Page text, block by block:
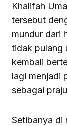
Khalifah
tersebut
mundur dari
tidak pulang
kembali
lagi menjadi
sebagai
Setibanya di